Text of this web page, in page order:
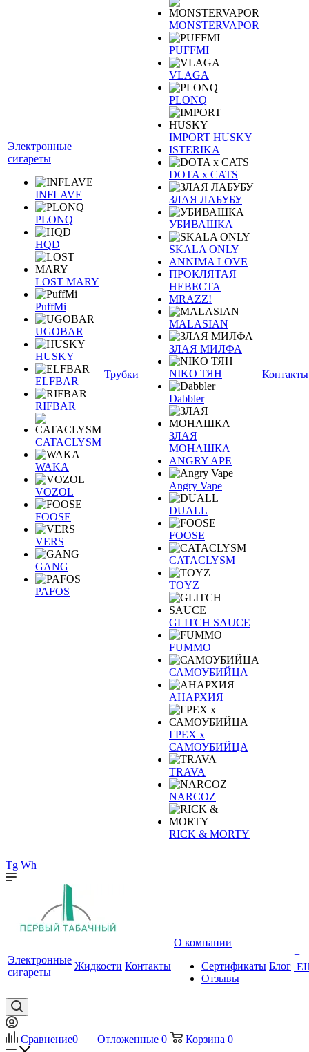
Электронные
сигареты
INFLAVE
PLONQ
HQD
LOST MARY
PuffMi
UGOBAR
HUSKY
ELFBAR
RIFBAR
CATACLYSM
WAKA
VOZOL
FOOSE
VERS
GANG
PAFOS
Трубки
MONSTERVAPOR
PUFFMI
VLAGA
PLONQ
IMPORT HUSKY
ISTERIKA
DOTA x CATS
ЗЛАЯ ЛАБУБУ
УБИВАШКА
SKALA ONLY
ANNIMA LOVE
ПРОКЛЯТАЯ
НЕВЕСТА
MRAZZ!
MALASIAN
ЗЛАЯ МИЛФА
NIKO ТЯН
Dabbler
ЗЛАЯ
МОНАШКА
ANGRY APE
Angry Vape
DUALL
FOOSE
CATACLYSM
TOYZ
GLITCH SAUCE
FUMMO
САМОУБИЙЦА
АНАРХИЯ
ГРЕХ х
САМОУБИЙЦА
TRAVA
NARCOZ
RICK & MORTY
Контакты
Tg Wh
Электронные
сигареты
Жидкости Контакты
О компании
Сертификаты
Отзывы
Блог
+
Сравнение0 Отложенные 0 Корзина 0